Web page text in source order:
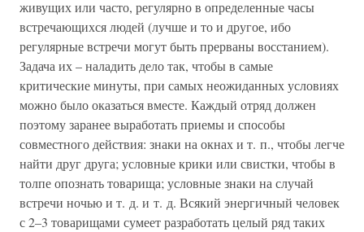
живущих или часто, регулярно в определенные часы
встречающихся людей (лучше и то и другое, ибо
регулярные встречи могут быть прерваны восстанием).
Задача их – наладить дело так, чтобы в самые
критические минуты, при самых неожиданных условиях
можно было оказаться вместе. Каждый отряд должен
поэтому заранее выработать приемы и способы
совместного действия: знаки на окнах и т. п., чтобы легче
найти друг друга; условные крики или свистки, чтобы в
толпе опознать товарища; условные знаки на случай
встречи ночью и т. д. и т. д. Всякий энергичный человек
с 2–3 товарищами сумеет разработать целый ряд таких